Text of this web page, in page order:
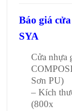
Báo giá
SYA
Cửa nhựa
Sơn PU)
– Kích
(800x